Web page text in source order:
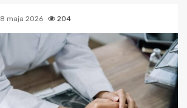
8 maja 2026 204